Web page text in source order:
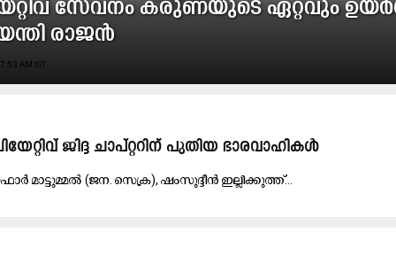
സേ​വ​നം ക​രു​ണ​യു​ടെ ഏ​റ്റ​വും
രാ​ജ​ൻ
AM IST
ജി​​ദ്ദ ചാ​​പ്റ്റ​​റി​​ന് പു​​തി​​യ ഭാ​​ര​​വാ​​ഹി​​ക​​ൾ
മാ​​ട്ടു​​മ്മ​​ൽ (ജ​​ന. സെ​​ക്ര), ഷം​​സു​​ദ്ദീ​​ൻ ഇ​​ല്ലി​​ക്കു​​ത്ത്...